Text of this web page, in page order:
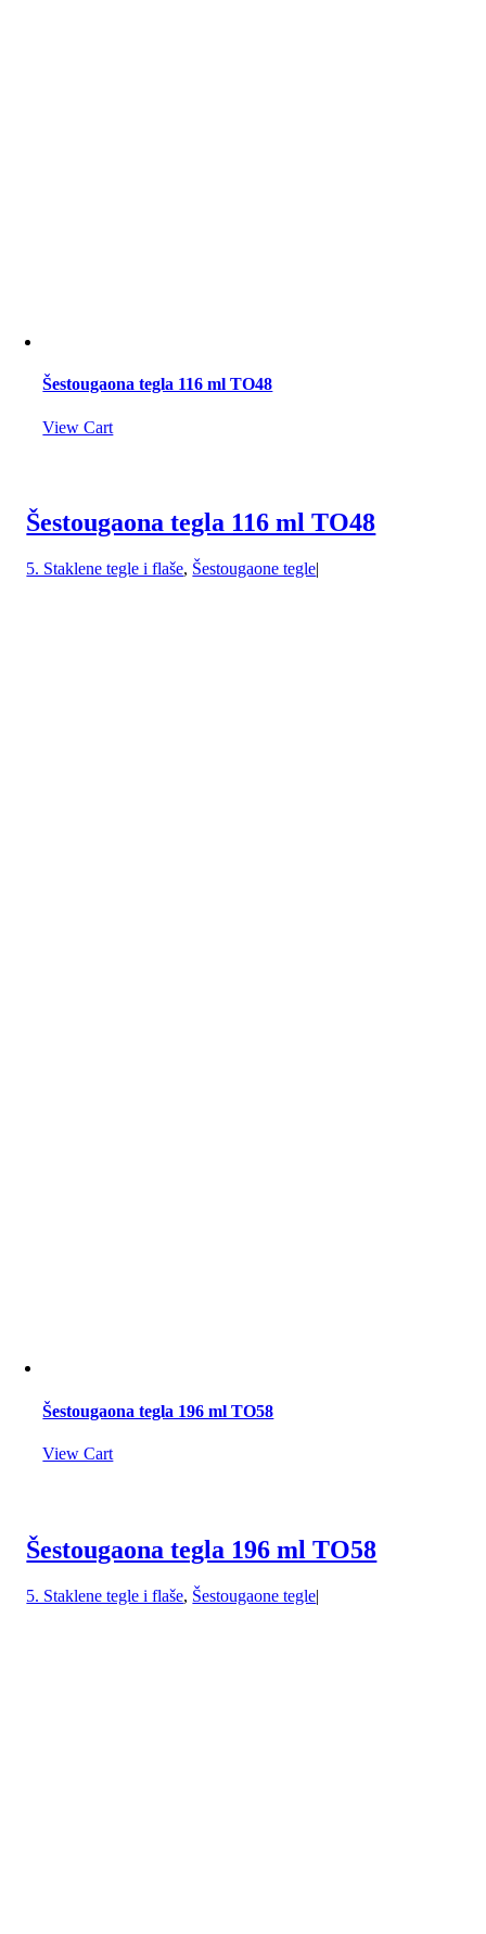
Šestougaona tegla 116 ml TO48
View Cart
Šestougaona tegla 116 ml TO48
5. Staklene tegle i flaše, Šestougaone tegle|
Šestougaona tegla 196 ml TO58
View Cart
Šestougaona tegla 196 ml TO58
5. Staklene tegle i flaše, Šestougaone tegle|